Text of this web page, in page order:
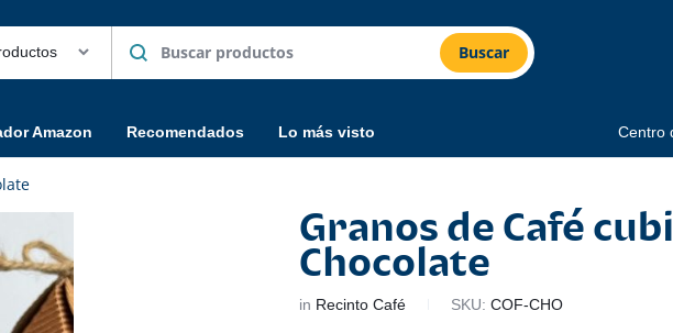
Buscar
Amazon Recomendados Lo más visto Centro
Granos de Café
Chocolate
in Recinto Café SKU:COF-CHO